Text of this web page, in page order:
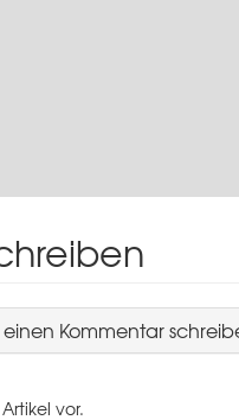
Kommentar
vor.